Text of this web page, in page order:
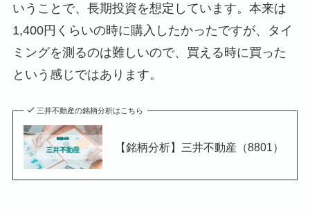
いうことで、長期投資を想定しています。本来は
1,400円くらいの時に購入したかったですが、タイ
ミングを測るのは難しいので、買える時に買った
という感じではあります。
三井不動産の銘柄分析はこちら
【銘柄分析】三井不動産（8801）